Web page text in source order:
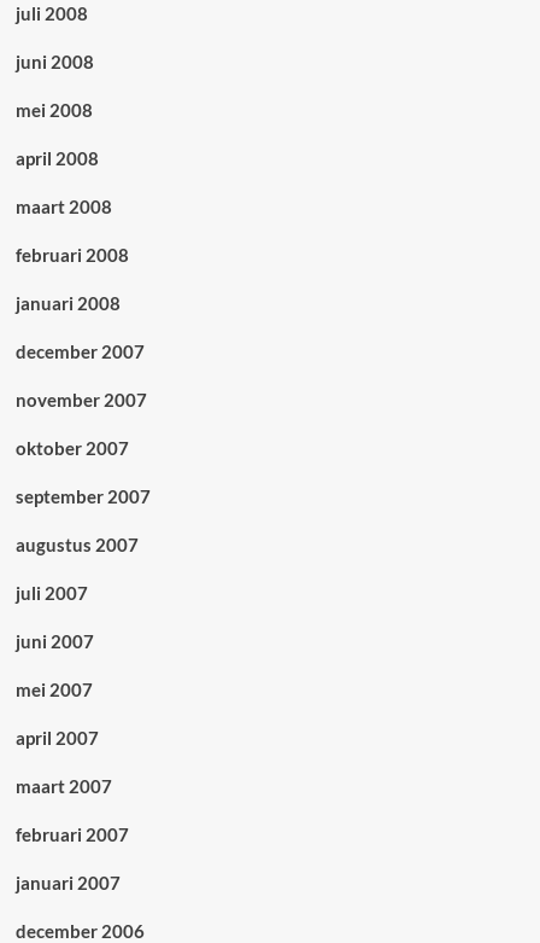
juli 2008
juni 2008
mei 2008
april 2008
maart 2008
februari 2008
januari 2008
december 2007
november 2007
oktober 2007
september 2007
augustus 2007
juli 2007
juni 2007
mei 2007
april 2007
maart 2007
februari 2007
januari 2007
december 2006